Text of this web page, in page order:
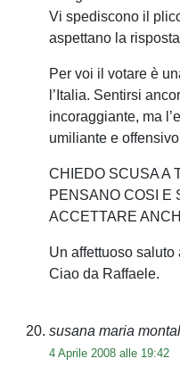
Vi spediscono il
aspettano la
Per voi il votare è
l’Italia. Sentirsi
incoraggiante, ma
umiliante e
CHIEDO SCUSA A
PENSANO COSI E
ACCETTARE
Un affettuoso
Ciao da Raffaele.
susana maria
4 Aprile 2008 alle 19:42